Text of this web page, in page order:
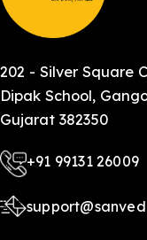
202 - Silver Square
Dipak School,
Gujarat 382350
+91 99131 26009